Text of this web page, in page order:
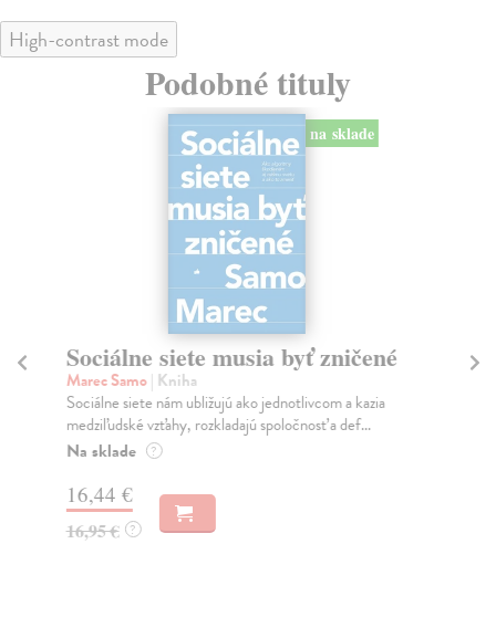
High-contrast mode
Podobné tituly
na sklade
Sociálne siete musia byť zničené
Marec Samo| Kniha
Sociálne siete nám ubližujú ako jednotlivcom a kazia
medziľudské vzťahy, rozkladajú spoločnosť a def...
Na sklade ?
16,44 €
16,95 € ?